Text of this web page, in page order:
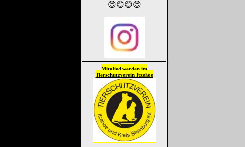
😊😊😊😊
Mitglied werden im
Tierschutzverein Itzehoe